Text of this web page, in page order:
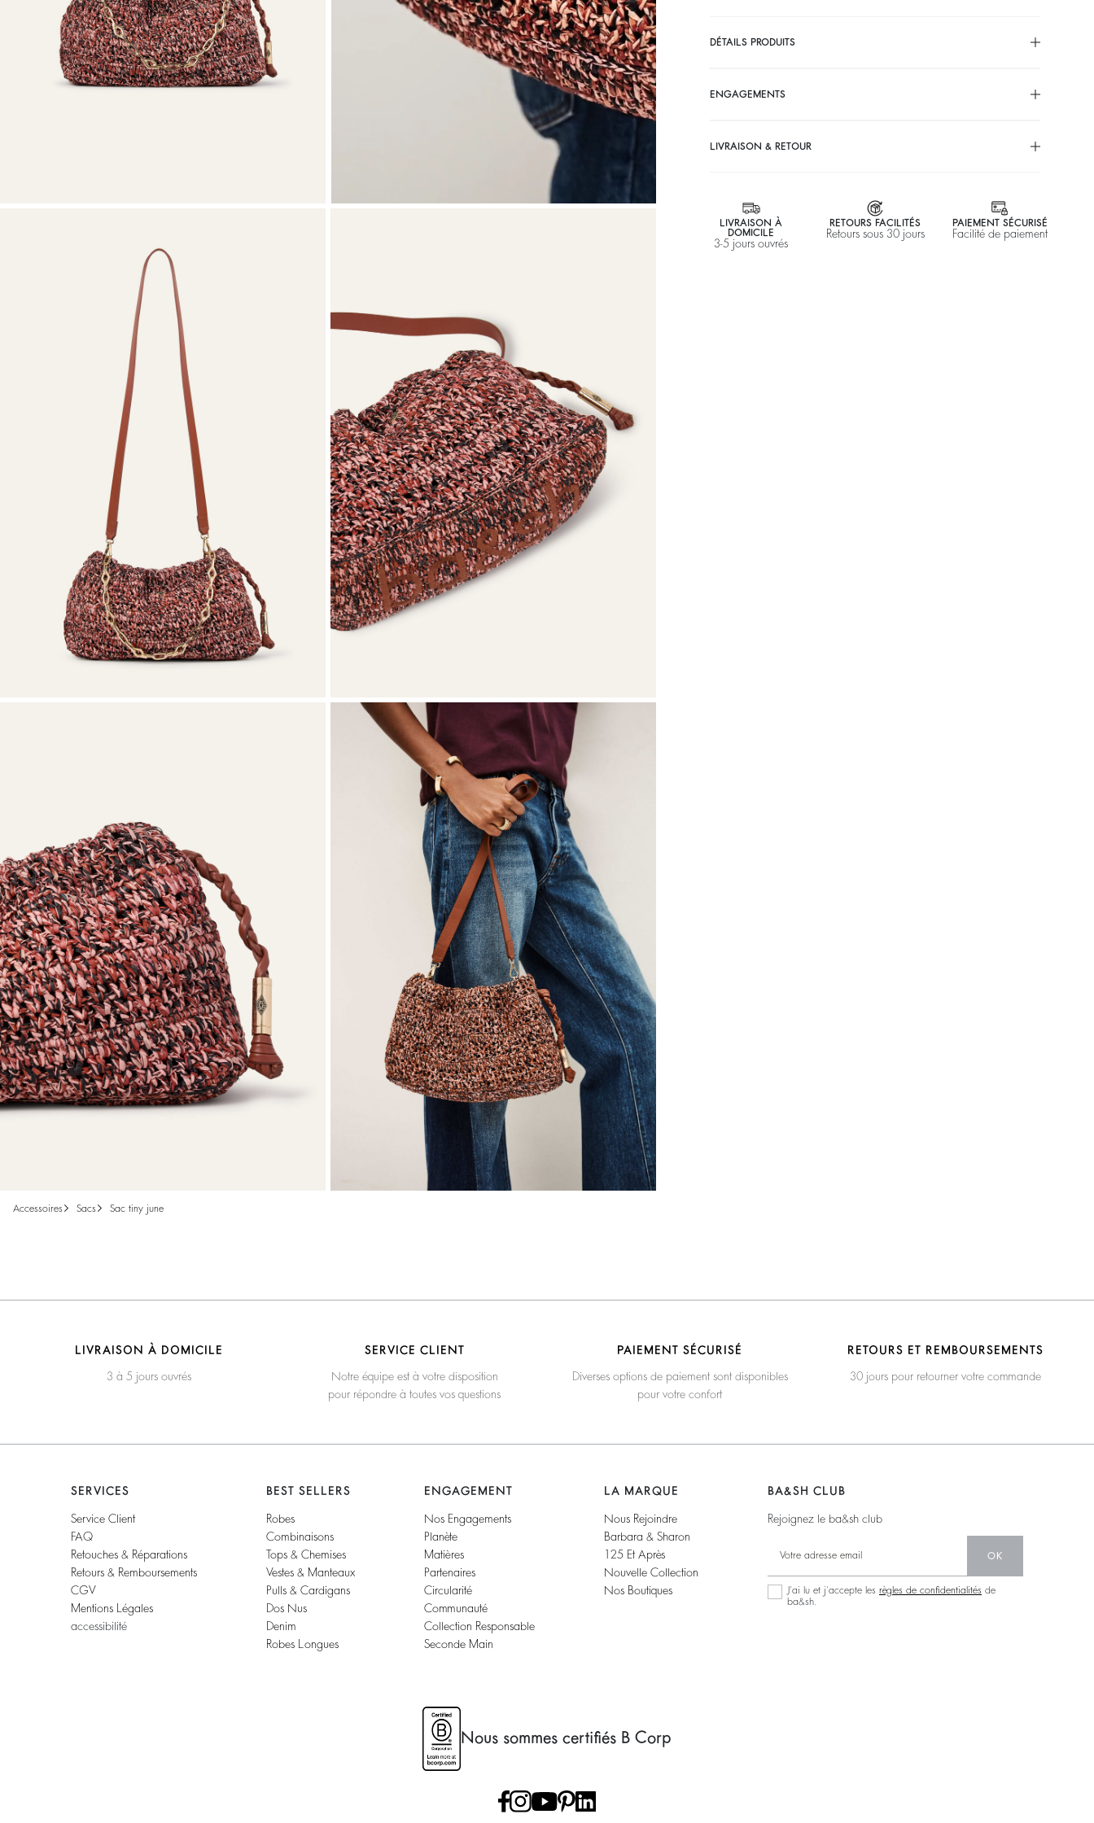
Chaussures
T-shirts VOIR TOUT
accessoires sacs sac tiny june
DÉTAILS PRODUITS
ENGAGEMENTS
LIVRAISON & RETOUR
LIVRAISON À
DOMICILE
3-5 jours ouvrés
RETOURS FACILITÉS
Retours sous 30 jours
PAIEMENT SÉCURISÉ
Facilité de paiement
LIVRAISON À DOMICILE
3 à 5 jours ouvrés
SERVICE CLIENT
Notre équipe est à votre disposition
pour répondre à toutes vos questions
PAIEMENT SÉCURISÉ
Diverses options de paiement sont disponibles
pour votre confort
RETOURS ET REMBOURSEMENTS
30 jours pour retourner votre commande
SERVICES
Service Client
FAQ
Retouches & Réparations
Retours & Remboursements
CGV
Mentions Légales
accessibilité
BEST SELLERS
Robes
Combinaisons
Tops & Chemises
Vestes & Manteaux
Pulls & Cardigans
Dos Nus
Denim
Robes Longues
ENGAGEMENT
Nos Engagements
Planète
Matières
Partenaires
Circularité
Communauté
Collection Responsable
Seconde Main
LA MARQUE
Nous Rejoindre
Barbara & Sharon
125 Et Après
Nouvelle Collection
Nos Boutiques
BA&SH CLUB
Rejoignez le ba&sh club
OK
J’ai lu et j’accepte les règles de confidentialités de
ba&sh.
Nous sommes certifiés B Corp